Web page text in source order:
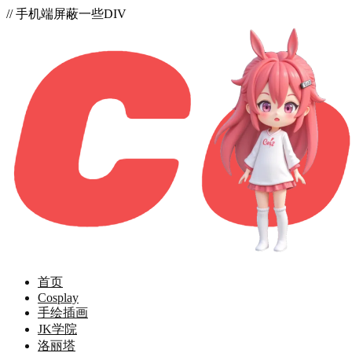
// 手机端屏蔽一些DIV
首页
Cosplay
手绘插画
JK学院
洛丽塔